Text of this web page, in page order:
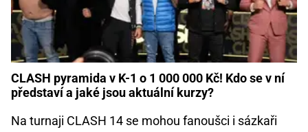
CLASH pyramida v K-1 o 1 000 000 Kč! Kdo se v ní
představí a jaké jsou aktuální kurzy?
Na turnaji CLASH 14 se mohou fanoušci i sázkaři